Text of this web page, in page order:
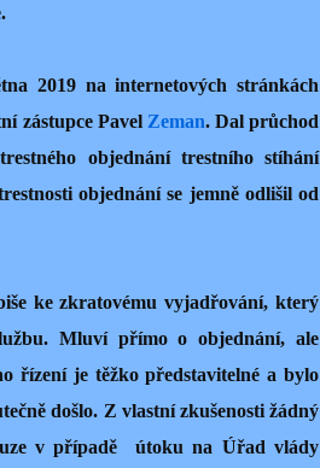
2019 na internetových stránkách
zástupce Pavel Zeman. Dal průchod
objednání trestního stíhání
objednání se jemně odlišil od
ke zkratovému vyjadřování, který
Mluví přímo o objednání, ale
řízení je těžko představitelné a bylo
došlo. Z vlastní zkušenosti žádný
v případě útoku na Úřad vlády